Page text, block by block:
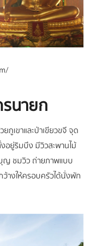
นายก
ภูเขาและป่าเขียวขจี จุด
ยู่ริมบึง มีวิวสะพานไม้
ญ ชมวิว ถ่ายภาพแบบ
างให้ครอบครัวได้นั่งพัก